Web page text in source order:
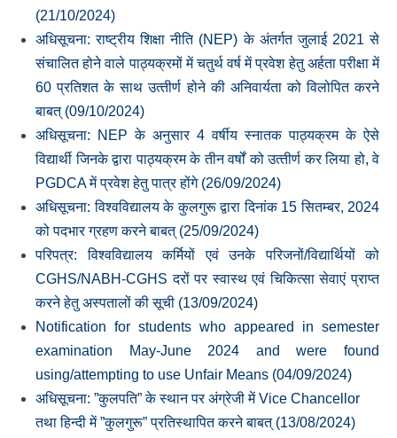
(21/10/2024)
अधिसूचना: राष्‍ट्रीय शिक्षा नीति (NEP) के अंतर्गत जुलाई 2021 से
संचालित होने वाले पाठ्यक्रमों में चतुर्थ वर्ष में प्रवेश हेतु अर्हता परीक्षा में
60 प्रतिशत के साथ उत्‍तीर्ण होने की अनिवार्यता को विलोपित करने
बाबत् (09/10/2024)
अधिसूचना: NEP के अनुसार 4 वर्षीय स्‍नातक पाठ्यक्रम के ऐसे
विद्यार्थी जिनके द्वारा पाठ्यक्रम के तीन वर्षों को उत्‍तीर्ण कर लिया हो, वे
PGDCA में प्रवेश हेतु पात्र होंगे (26/09/2024)
अधिसूचना: विश्‍वविद्यालय के कुलगुरू द्वारा दिनांक 15 सितम्‍बर, 2024
को पदभार ग्रहण करने बाबत् (25/09/2024)
परिपत्र: विश्‍वविद्यालय कर्मियों एवं उनके परिजनों/विद्यार्थियों को
CGHS/NABH-CGHS दरों पर स्वास्थ एवं चिकित्सा सेवाएं प्राप्त
करने हेतु अस्पतालों की सूची (13/09/2024)
Notification for students who appeared in semester
examination May-June 2024 and were found
using/attempting to use Unfair Means (04/09/2024)
अधिसूचना: ”कुलपति” के स्‍थान पर अंग्रेजी में Vice Chancellor
तथा हिन्‍दी में ”कुलगुरू” प्रतिस्‍थापित करने बाबत् (13/08/2024)